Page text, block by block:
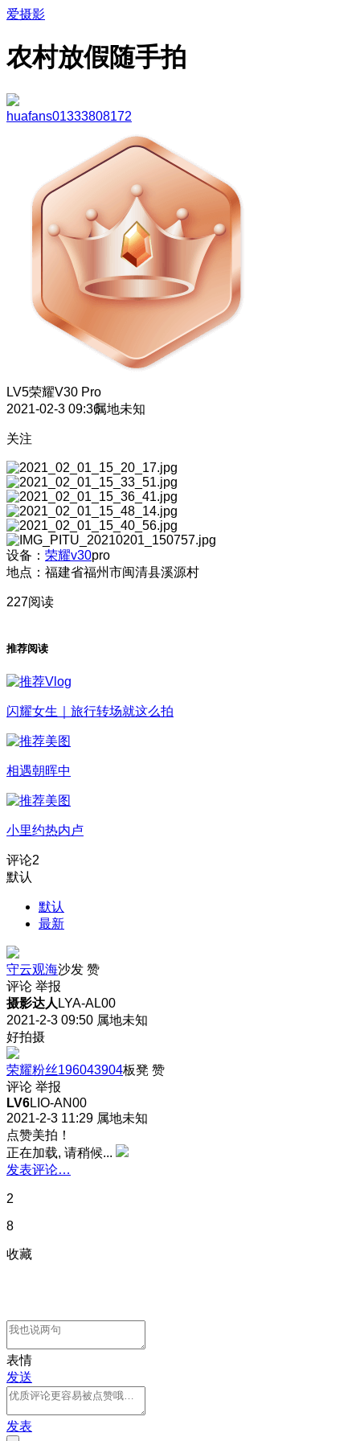
爱摄影
农村放假随手拍
huafans01333808172
LV5荣耀V30 Pro
2021-02-3 09:36属地未知
关注
设备： 荣耀v30pro
地点：福建省福州市闽清县溪源村
227阅读
推荐阅读
闪耀女生｜旅行转场就这么拍
相遇朝晖中
小里约热内卢
评论2
默认
默认
最新
守云观海沙发 赞
评论 举报
摄影达人 LYA-AL00
2021-2-3 09:50 属地未知
好拍摄
荣耀粉丝196043904板凳 赞
评论 举报
LV6LIO-AN00
2021-2-3 11:29 属地未知
点赞美拍！
正在加载, 请稍候...
发表评论…
2
8
收藏
表情
发送
发表